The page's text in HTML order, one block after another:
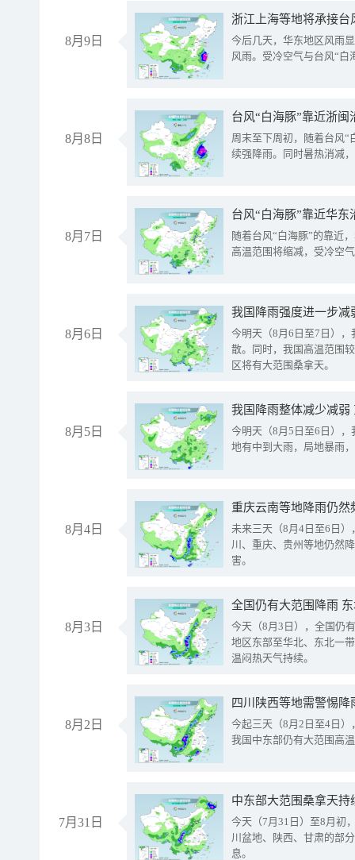
8月9日
浙江上海等地将承接台
今后几天，华东地区风雨
风雨。受冷空气与台风“白
8月8日
台风“白海豚”靠近浙
周末至下周初，随着台风“
续强降雨。同时暑热消减
8月7日
台风“白海豚”靠近华
随着台风“白海豚”的靠近
高温范围将缩减，受冷空
8月6日
今明天（8月6日至7日）
散。同时，我国高温范围
区将有大范围桑拿天。
8月5日
我国降雨整体减少减弱
今明天（8月5日至6日）
地有中到大雨，局地暴雨
8月4日
重庆云南等地降雨仍然
未来三天（8月4日至6日
川、重庆、贵州等地仍然
害。
8月3日
全国仍有大范围降雨
今天（8月3日），全国仍
地区东部至华北、东北一
温闷热天气持续。
8月2日
今起三天（8月2日至4日
我国中东部仍有大范围高
7月31日
中东部大范围桑拿天
今天（7月31日）至8月初
川盆地、陕西、甘肃的部
息。